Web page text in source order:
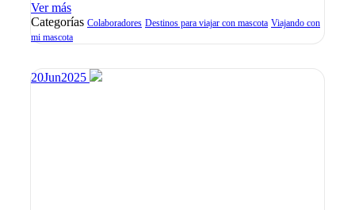
Ver más
Categorías Colaboradores Destinos para viajar con mascota Viajando con
mi mascota
20Jun2025